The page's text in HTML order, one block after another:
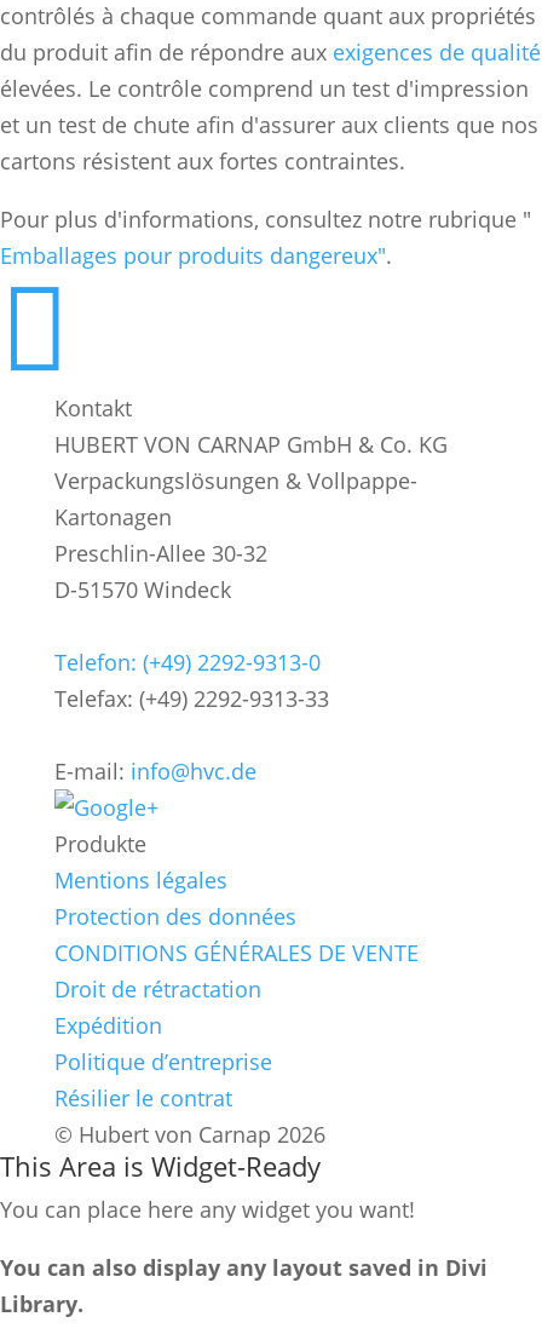
contrôlés à chaque commande quant aux propriétés
du produit afin de répondre aux exigences de qualité
élevées. Le contrôle comprend un test d'impression
et un test de chute afin d'assurer aux clients que nos
cartons résistent aux fortes contraintes.
Pour plus d'informations, consultez notre rubrique "
Emballages pour produits dangereux".

Kontakt
HUBERT VON CARNAP GmbH & Co. KG
Verpackungslösungen & Vollpappe-
Kartonagen
Preschlin-Allee 30-32
D-51570 Windeck
Telefon: (+49) 2292-9313-0
Telefax: (+49) 2292-9313-33
E-mail: info@hvc.de
Produkte
Mentions légales
Protection des données
CONDITIONS GÉNÉRALES DE VENTE
Droit de rétractation
Expédition
Politique d’entreprise
Résilier le contrat
© Hubert von Carnap 2026
This Area is Widget-Ready
You can place here any widget you want!
You can also display any layout saved in Divi
Library.